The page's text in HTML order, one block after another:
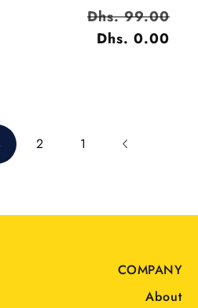
السعر
العادي
Dhs. 99.00
Dhs. 0.00
1
2
COMPANY
About